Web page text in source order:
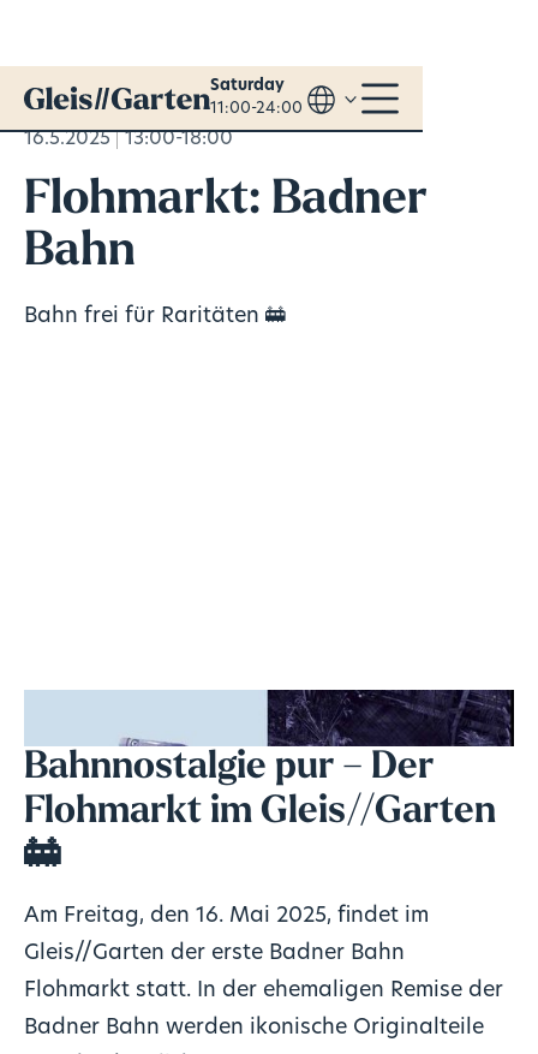
Saturday
11:00-24:00
16.5.2025 13:00-18:00
Flohmarkt: Badner
Bahn
Bahn frei für Raritäten 🚋
Bahnnostalgie pur – Der
Flohmarkt im Gleis//Garten
🚋
Am Freitag, den 16. Mai 2025, findet im
Gleis//Garten der erste Badner Bahn
Flohmarkt statt. In der ehemaligen Remise der
Badner Bahn werden ikonische Originalteile